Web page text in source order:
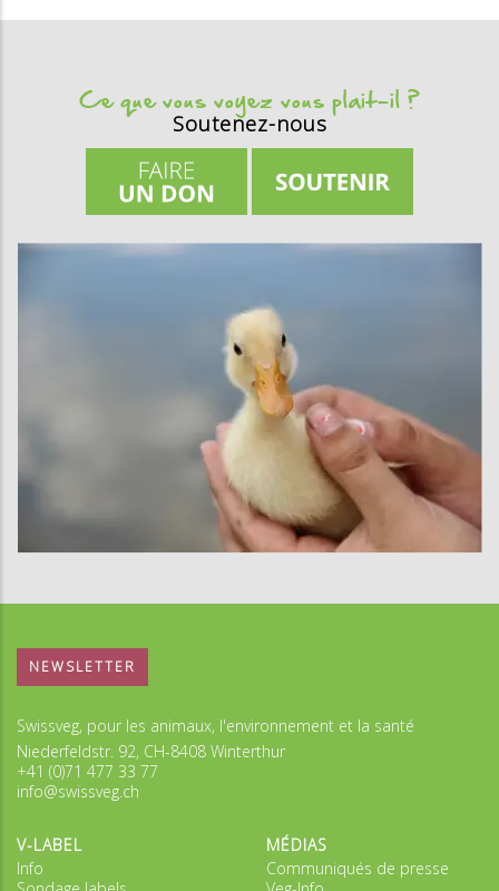
Ce que vous voyez vous plait-il ?
Soutenez-nous
NEWSLETTER
Swissveg, pour les animaux, l'environnement et la santé
Niederfeldstr. 92, CH-8408 Winterthur
+41 (0)71 477 33 77
info@swissveg.ch
V-LABEL
Info
MÉDIAS
Communiqués de presse